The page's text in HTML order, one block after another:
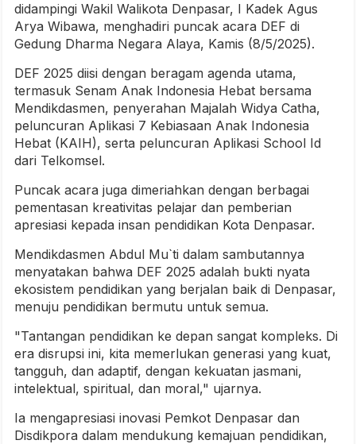
didampingi Wakil Walikota Denpasar, I Kadek Agus
Arya Wibawa, menghadiri puncak acara DEF di
Gedung Dharma Negara Alaya, Kamis (8/5/2025).
DEF 2025 diisi dengan beragam agenda utama,
termasuk Senam Anak Indonesia Hebat bersama
Mendikdasmen, penyerahan Majalah Widya Catha,
peluncuran Aplikasi 7 Kebiasaan Anak Indonesia
Hebat (KAIH), serta peluncuran Aplikasi School Id
dari Telkomsel.
Puncak acara juga dimeriahkan dengan berbagai
pementasan kreativitas pelajar dan pemberian
apresiasi kepada insan pendidikan Kota Denpasar.
Mendikdasmen Abdul Mu`ti dalam sambutannya
menyatakan bahwa DEF 2025 adalah bukti nyata
ekosistem pendidikan yang berjalan baik di Denpasar,
menuju pendidikan bermutu untuk semua.
"Tantangan pendidikan ke depan sangat kompleks. Di
era disrupsi ini, kita memerlukan generasi yang kuat,
tangguh, dan adaptif, dengan kekuatan jasmani,
intelektual, spiritual, dan moral," ujarnya.
Ia mengapresiasi inovasi Pemkot Denpasar dan
Disdikpora dalam mendukung kemajuan pendidikan,